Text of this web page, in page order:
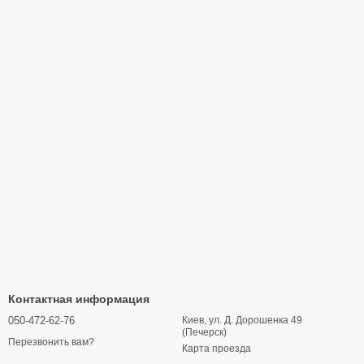
Контактная информация
050-472-62-76
Перезвонить вам?
Киев, ул. Д. Дорошенка 49
(Печерск)
Карта проезда